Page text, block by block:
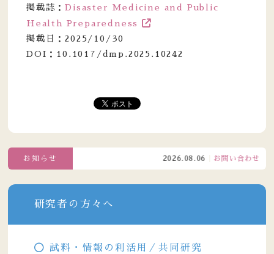
掲載誌：Disaster Medicine and Public
Health Preparedness
掲載日：2025/10/30
DOI：10.1017/dmp.2025.10242
お知らせ 2026.08.06 お問い合わせ窓
研究者の方々へ
試料・情報の利活用／共同研究